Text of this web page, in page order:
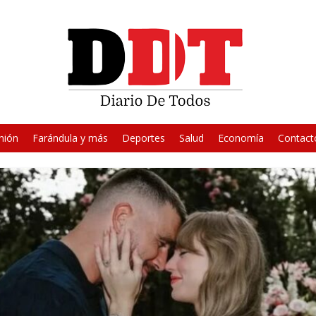
Farándula y más Deportes Salud Economía